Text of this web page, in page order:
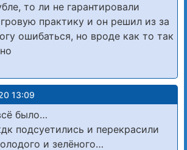
то ли не гарантировали
практику и он решил из за
ошибаться, но вроде как то так
13:09
было…
подсуетились и перекрасили
и зелёного…